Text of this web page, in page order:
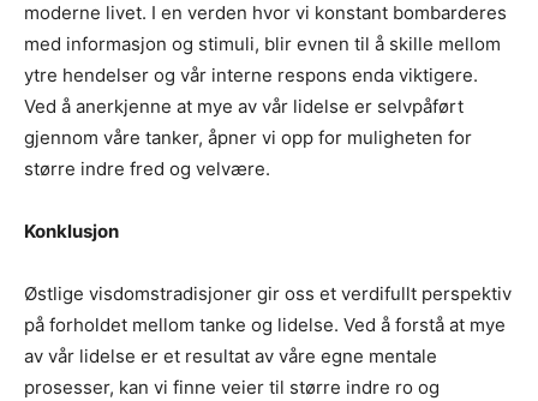
moderne livet. I en verden hvor vi konstant bombarderes
med informasjon og stimuli, blir evnen til å skille mellom
ytre hendelser og vår interne respons enda viktigere.
Ved å anerkjenne at mye av vår lidelse er selvpåført
gjennom våre tanker, åpner vi opp for muligheten for
større indre fred og velvære.
Konklusjon
Østlige visdomstradisjoner gir oss et verdifullt perspektiv
på forholdet mellom tanke og lidelse. Ved å forstå at mye
av vår lidelse er et resultat av våre egne mentale
prosesser, kan vi finne veier til større indre ro og